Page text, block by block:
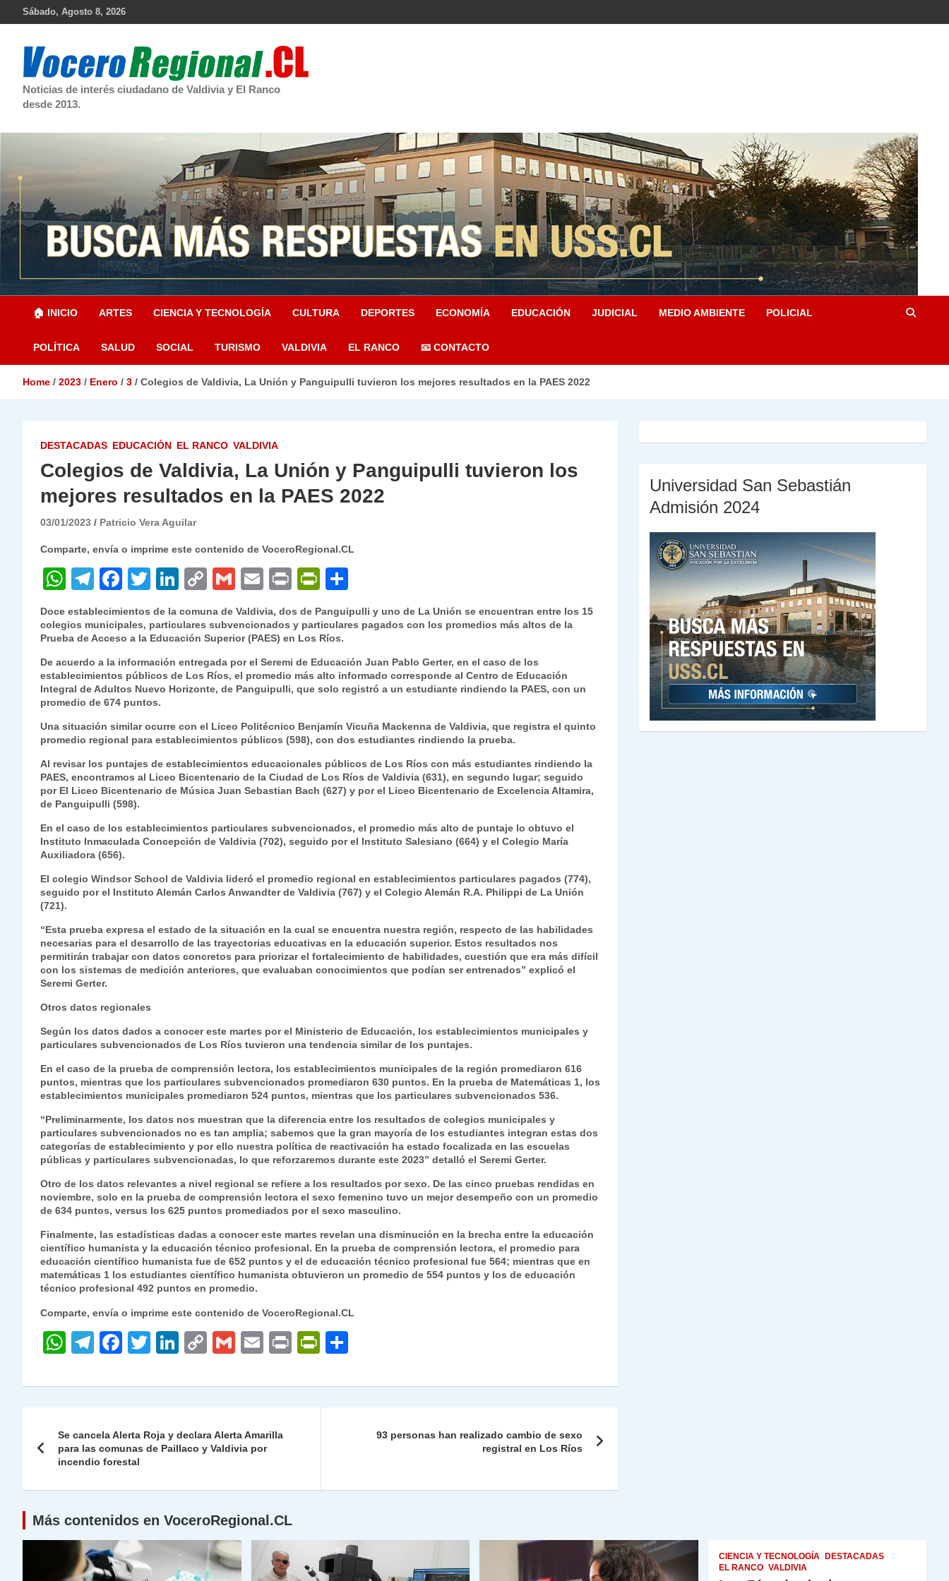
Sábado, Agosto 8, 2026
Noticias de interés ciudadano de Valdivia y El Ranco
desde 2013.
🏠 INICIO ARTES CIENCIA Y TECNOLOGÍA CULTURA DEPORTES ECONOMÍA EDUCACIÓN JUDICIAL MEDIO AMBIENTE POLICIAL
POLÍTICA SALUD SOCIAL TURISMO VALDIVIA EL RANCO 📧 CONTACTO
Home 2023 Enero 3 Colegios de Valdivia, La Unión y Panguipulli tuvieron los mejores resultados en la PAES 2022
DESTACADAS EDUCACIÓN EL RANCO VALDIVIA
Colegios de Valdivia, La Unión y Panguipulli tuvieron los
mejores resultados en la PAES 2022
03/01/2023 Patricio Vera Aguilar
Comparte, envía o imprime este contenido de VoceroRegional.CL
W
at
s
A
p
p
T
el
e
gr
a
m
F
c
e
b
o
o
k
T
w
itt
er
Li
k
e
dI
n
C
p
y
Li
n
G
m
ai
l
E
m
ai
l
P
ri
nt
P
ri
nt
Fr
ie
n
y
m
ar
tir
Doce establecimientos de la comuna de Valdivia, dos de Panguipulli y uno de La Unión se encuentran entre los 15
colegios municipales, particulares subvencionados y particulares pagados con los promedios más altos de la
Prueba de Acceso a la Educación Superior (PAES) en Los Ríos.
De acuerdo a la información entregada por el Seremi de Educación Juan Pablo Gerter, en el caso de los
establecimientos públicos de Los Ríos, el promedio más alto informado corresponde al Centro de Educación
Integral de Adultos Nuevo Horizonte, de Panguipulli, que solo registró a un estudiante rindiendo la PAES, con un
promedio de 674 puntos.
Una situación similar ocurre con el Liceo Politécnico Benjamín Vicuña Mackenna de Valdivia, que registra el quinto
promedio regional para establecimientos públicos (598), con dos estudiantes rindiendo la prueba.
Al revisar los puntajes de establecimientos educacionales públicos de Los Ríos con más estudiantes rindiendo la
PAES, encontramos al Liceo Bicentenario de la Ciudad de Los Ríos de Valdivia (631), en segundo lugar; seguido
por El Liceo Bicentenario de Música Juan Sebastian Bach (627) y por el Liceo Bicentenario de Excelencia Altamira,
de Panguipulli (598).
En el caso de los establecimientos particulares subvencionados, el promedio más alto de puntaje lo obtuvo el
Instituto Inmaculada Concepción de Valdivia (702), seguido por el Instituto Salesiano (664) y el Colegio María
Auxiliadora (656).
El colegio Windsor School de Valdivia lideró el promedio regional en establecimientos particulares pagados (774),
seguido por el Instituto Alemán Carlos Anwandter de Valdivia (767) y el Colegio Alemán R.A. Philippi de La Unión
(721).
“Esta prueba expresa el estado de la situación en la cual se encuentra nuestra región, respecto de las habilidades
necesarias para el desarrollo de las trayectorias educativas en la educación superior. Estos resultados nos
permitirán trabajar con datos concretos para priorizar el fortalecimiento de habilidades, cuestión que era más difícil
con los sistemas de medición anteriores, que evaluaban conocimientos que podían ser entrenados” explicó el
Seremi Gerter.
Otros datos regionales
Según los datos dados a conocer este martes por el Ministerio de Educación, los establecimientos municipales y
particulares subvencionados de Los Ríos tuvieron una tendencia similar de los puntajes.
En el caso de la prueba de comprensión lectora, los establecimientos municipales de la región promediaron 616
puntos, mientras que los particulares subvencionados promediaron 630 puntos. En la prueba de Matemáticas 1, los
establecimientos municipales promediaron 524 puntos, mientras que los particulares subvencionados 536.
“Preliminarmente, los datos nos muestran que la diferencia entre los resultados de colegios municipales y
particulares subvencionados no es tan amplia; sabemos que la gran mayoría de los estudiantes integran estas dos
categorías de establecimiento y por ello nuestra política de reactivación ha estado focalizada en las escuelas
públicas y particulares subvencionadas, lo que reforzaremos durante este 2023” detalló el Seremi Gerter.
Otro de los datos relevantes a nivel regional se refiere a los resultados por sexo. De las cinco pruebas rendidas en
noviembre, solo en la prueba de comprensión lectora el sexo femenino tuvo un mejor desempeño con un promedio
de 634 puntos, versus los 625 puntos promediados por el sexo masculino.
Finalmente, las estadísticas dadas a conocer este martes revelan una disminución en la brecha entre la educación
científico humanista y la educación técnico profesional. En la prueba de comprensión lectora, el promedio para
educación científico humanista fue de 652 puntos y el de educación técnico profesional fue 564; mientras que en
matemáticas 1 los estudiantes científico humanista obtuvieron un promedio de 554 puntos y los de educación
técnico profesional 492 puntos en promedio.
Comparte, envía o imprime este contenido de VoceroRegional.CL
W
at
A
p
T
e
a
m
F
c
b
o
T
itt
Li
k
dI
n
C
p
Li
n
G
ai
E
ai
P
nt
P
nt m
de
Se cancela Alerta Roja y declara Alerta Amarilla
para las comunas de Paillaco y Valdivia por
incendio forestal
93 personas han realizado cambio de sexo
registral en Los Ríos
Universidad San Sebastián
Admisión 2024
Más contenidos en VoceroRegional.CL
CIENCIA Y TECNOLOGÍA
DESTACADAS
EL RANCO VALDIVIA